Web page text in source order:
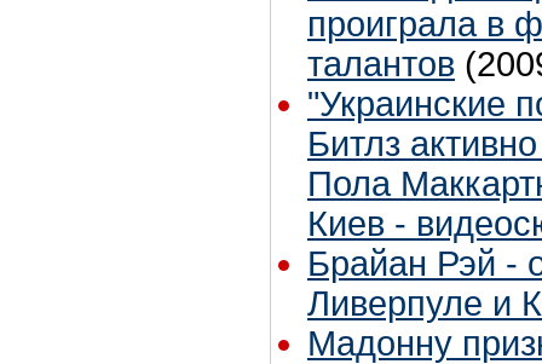
проиграла в
талантов
"Украинские
Битлз
Пола
Киев -
Брайан Рэй -
Ливерпуле и
Мадонну